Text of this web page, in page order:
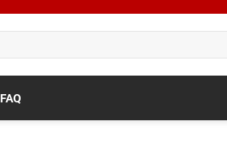
FAQ